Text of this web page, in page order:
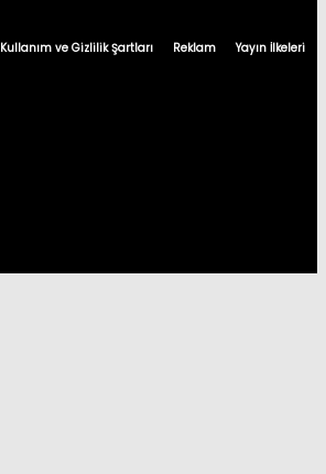
Kullanım ve Gizlilik Şartları Reklam Yayın İlkeleri